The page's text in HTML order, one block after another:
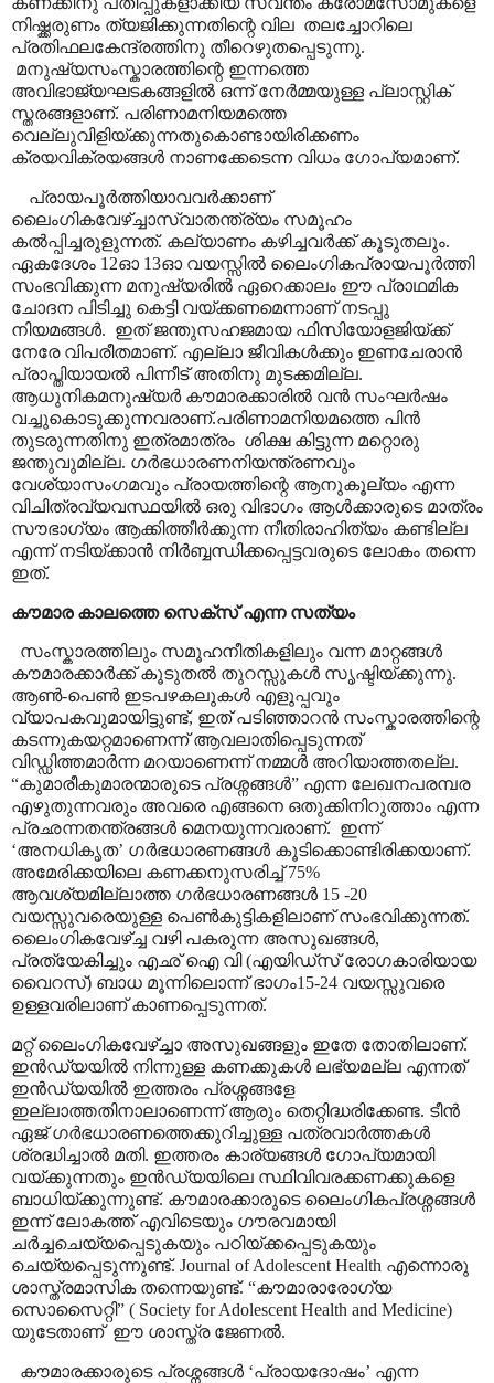
നിഷ്ക്കരുണം ത്യജിക്കുന്നതിന്റെ വില തലച്ചോറിലെ
പ്രതിഫലകേന്ദ്രത്തിനു തീറെഴുതപ്പെടുന്നു.
മനുഷ്യസംസ്കാരത്തിന്റെ ഇന്നത്തെ
അവിഭാജ്യഘടകങ്ങളിൽ ഒന്ന് നേർമ്മയുള്ള പ്ലാസ്റ്റിക്
സ്തരങ്ങളാണ്. പരിണാമനിയമത്തെ
വെല്ലുവിളിയ്ക്കുന്നതുകൊണ്ടായിരിക്കണം
ക്രയവിക്രയങ്ങൾ നാണക്കേടെന്ന വിധം ഗോപ്യമാണ്.
പ്രായപൂർത്തിയാവവർക്കാണ്
ലൈംഗികവേഴ്ച്ചാസ്വാതന്ത്ര്യം സമൂഹം
കൽപ്പിച്ചരുളുന്നത്. കല്യാണം കഴിച്ചവർക്ക് കൂടുതലും.
ഏകദേശം 12ഓ 13ഓ വയസ്സിൽ ലൈംഗികപ്രായപൂർത്തി
സംഭവിക്കുന്ന മനുഷ്യരിൽ ഏറെക്കാലം ഈ പ്രാഥമിക
ചോദന പിടിച്ചു കെട്ടി വയ്ക്കണമെന്നാണ് നടപ്പു
നിയമങ്ങൾ. ഇത് ജന്തുസഹജമായ ഫിസിയോളജിയ്ക്ക്
നേരേ വിപരീതമാണ്. എല്ലാ ജീവികൾക്കും ഇണചേരാൻ
പ്രാപ്തിയായൽ പിന്നീട് അതിനു മുടക്കമില്ല.
ആധുനികമനുഷ്യർ കൗമാരക്കാരിൽ വൻ സംഘർഷം
വച്ചുകൊടുക്കുന്നവരാണ്.പരിണാമനിയമത്തെ പിൻ
തുടരുന്നതിനു ഇത്രമാത്രം ശിക്ഷ കിട്ടുന്ന മറ്റൊരു
ജന്തുവുമില്ല. ഗർഭധാരണനിയന്ത്രണവും
വേശ്യാസംഗമവും പ്രായത്തിന്റെ ആനുകൂല്യം എന്ന
വിചിത്രവ്യവസ്ഥയിൽ ഒരു വിഭാഗം ആൾക്കാരുടെ മാത്രം
സൗഭാഗ്യം ആക്കിത്തീർക്കുന്ന നീതിരാഹിത്യം കണ്ടില്ല
എന്ന് നടിയ്ക്കാൻ നിർബ്ബന്ധിക്കപ്പെട്ടവരുടെ ലോകം തന്നെ
ഇത്.
കൗമാര കാലത്തെ സെക്സ് എന്ന സത്യം
സംസ്കാരത്തിലും സമൂഹനീതികളിലും വന്ന മാറ്റങ്ങൾ
കൗമാരക്കാർക്ക് കൂടുതൽ തുറസ്സുകൾ സൃഷ്ടിയ്ക്കുന്നു.
ആൺ-പെൺ ഇടപഴകലുകൾ എളുപ്പവും
വ്യാപകവുമായിട്ടുണ്ട്, ഇത് പടിഞ്ഞാറൻ സംസ്കാരത്തിന്റെ
കടന്നുകയറ്റമാണെന്ന് ആവലാതിപ്പെടുന്നത്
വിഡ്ഡിത്തമാർന്ന മറയാണെന്ന് നമ്മൾ അറിയാത്തതല്ല.
“കുമാരീകുമാരന്മാരുടെ പ്രശ്നങ്ങൾ” എന്ന ലേഖനപരമ്പര
എഴുതുന്നവരും അവരെ എങ്ങനെ ഒതുക്കിനിറുത്താം എന്ന
പ്രഛന്നതന്ത്രങ്ങൾ മെനയുന്നവരാണ്. ഇന്ന്
‘അനധികൃത’ ഗർഭധാരണങ്ങൾ കൂടിക്കൊണ്ടിരിക്കയാണ്.
അമേരിക്കയിലെ കണക്കനുസരിച്ച് 75%
ആവശ്യമില്ലാത്ത ഗർഭധാരണങ്ങൾ 15 -20
വയസ്സുവരെയുള്ള പെൺകുട്ടികളിലാണ് സംഭവിക്കുന്നത്.
ലൈംഗികവേഴ്ച്ച വഴി പകരുന്ന അസുഖങ്ങൾ,
പ്രത്യേകിച്ചും എഛ് ഐ വി (എയിഡ്സ് രോഗകാരിയായ
വൈറസ്) ബാധ മൂന്നിലൊന്ന് ഭാഗം15-24 വയസ്സുവരെ
ഉള്ളവരിലാണ് കാണപ്പെടുന്നത്.
മറ്റ് ലൈംഗികവേഴ്ച്ചാ അസുഖങ്ങളും ഇതേ തോതിലാണ്.
ഇൻഡ്യയിൽ നിന്നുള്ള കണക്കുകൾ ലഭ്യമല്ല എന്നത്
ഇൻഡ്യയിൽ ഇത്തരം പ്രശ്നങ്ങളേ
ഇല്ലാത്തതിനാലാണെന്ന് ആരും തെറ്റിദ്ധരിക്കേണ്ട. ടീൻ
ഏജ് ഗർഭധാരണത്തെക്കുറിച്ചുള്ള പത്രവാർത്തകൾ
ശ്രദ്ധിച്ചാൽ മതി. ഇത്തരം കാര്യങ്ങൾ ഗോപ്യമായി
വയ്ക്കുന്നതും ഇൻഡ്യയിലെ സ്ഥിവിവരക്കണക്കുകളെ
ബാധിയ്ക്കുന്നുണ്ട്. കൗമാരക്കാരുടെ ലൈംഗികപ്രശ്നങ്ങൾ
ഇന്ന് ലോകത്ത് എവിടെയും ഗൗരവമായി
ചർച്ചചെയ്യപ്പെടുകയും പഠിയ്ക്കപ്പെടുകയും
ചെയ്യപ്പെടുന്നുണ്ട്. Journal of Adolescent Health എന്നൊരു
ശാസ്ത്രമാസിക തന്നെയുണ്ട്. “കൗമാരാരോഗ്യ
സൊസൈറ്റി” ( Society for Adolescent Health and Medicine)
യുടേതാണ് ഈ ശാസ്ത്ര ജേണൽ.
കൗമാരക്കാരുടെ പ്രശ്നങ്ങൾ ‘പ്രായദോഷം’ എന്ന